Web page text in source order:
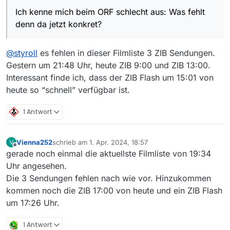
Ich kenne mich beim ORF schlecht aus: Was fehlt
denn da jetzt konkret?
@styroll es fehlen in dieser Filmliste 3 ZIB Sendungen.
Gestern um 21:48 Uhr, heute ZIB 9:00 und ZIB 13:00.
Interessant finde ich, dass der ZIB Flash um 15:01 von
heute so “schnell” verfügbar ist.
1 Antwort
V
Offline
Vienna252schrieb am 1. Apr. 2024, 18:57
zuletzt editiert von
gerade noch einmal die aktuellste Filmliste von 19:34
Uhr angesehen.
Die 3 Sendungen fehlen nach wie vor. Hinzukommen
kommen noch die ZIB 17:00 von heute und ein ZIB Flash
um 17:26 Uhr.
1 Antwort